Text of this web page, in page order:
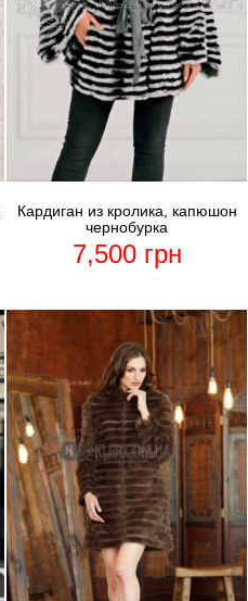
Кардиган из кролика, капюшон
чернобурка
7,500 грн